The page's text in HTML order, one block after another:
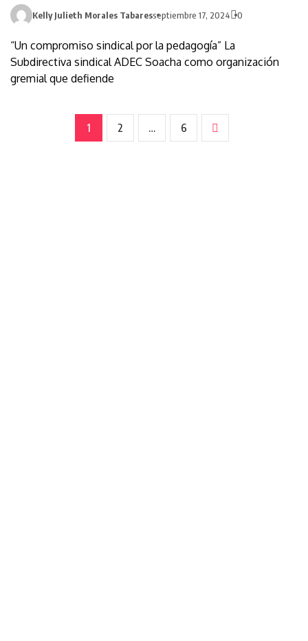
Kelly Julieth Morales Tabaresseptiembre 17, 2024 0
“Un compromiso sindical por la pedagogía” La
Subdirectiva sindical ADEC Soacha como organización
gremial que defiende
1 2 … 6